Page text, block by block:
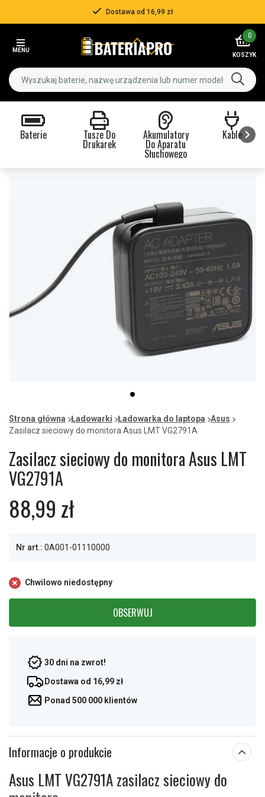
Dostawa od 16,99 zł
MENU
0
KOSZYK
Baterie Tusze Do
Drukarek
Akumulatory
Do Aparatu
Słuchowego
Kable
item
0
of
1
Strona główna Ładowarki Ładowarka do laptopa
Asus
Zasilacz sieciowy do monitora Asus LMT VG2791A
Zasilacz sieciowy do monitora Asus LMT
VG2791A
88,99 zł
Nr art.: 0A001-01110000
Chwilowo niedostępny
OBSERWUJ
30 dni na zwrot!
Dostawa od 16,99 zł
Ponad 500 000 klientów
Informacje o produkcie
Asus LMT VG2791A zasilacz sieciowy do